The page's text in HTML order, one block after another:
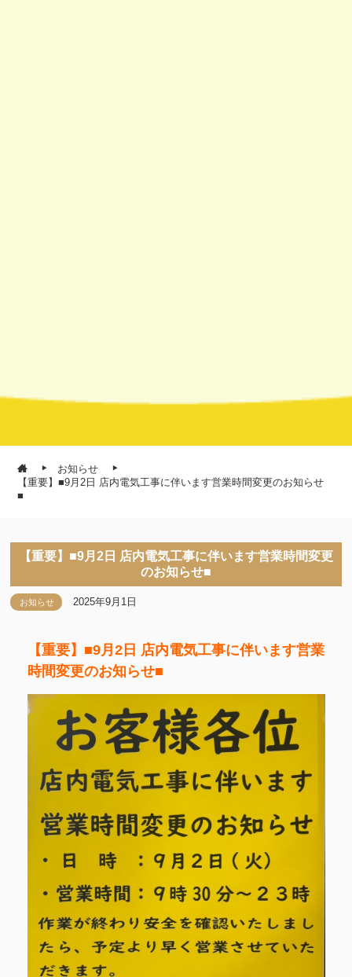
お知らせ
【重要】■9月2日 店内電気工事に伴います営業時間変更のお知らせ
■
【重要】■9月2日 店内電気工事に伴います営業時間変更
のお知らせ■
お知らせ 2025年9月1日
【重要】■9月2日 店内電気工事に伴います営業
時間変更のお知らせ■